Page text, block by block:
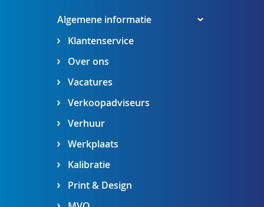
Algemene informatie
Klantenservice
Over ons
Vacatures
Verkoopadviseurs
Verhuur
Werkplaats
Kalibratie
Print & Design